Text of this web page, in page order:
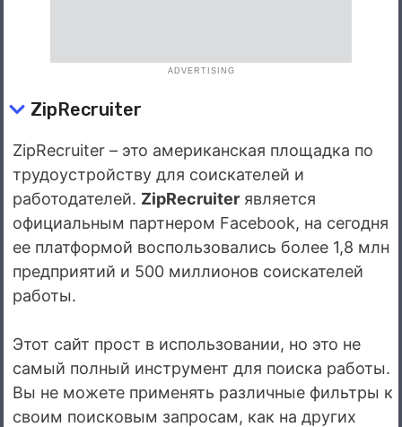
ADVERTISING
ZipRecruiter
ZipRecruiter – это американская площадка по
трудоустройству для соискателей и
работодателей. ZipRecruiter является
официальным партнером Facebook, на сегодня
ее платформой воспользовались более 1,8 млн
предприятий и 500 миллионов соискателей
работы.
Этот сайт прост в использовании, но это не
самый полный инструмент для поиска работы.
Вы не можете применять различные фильтры к
своим поисковым запросам, как на других